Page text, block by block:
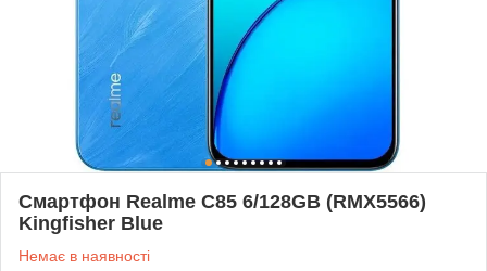
Смартфон Realme C85 6/128GB (RMX5566)
Kingfisher Blue
Немає в наявності